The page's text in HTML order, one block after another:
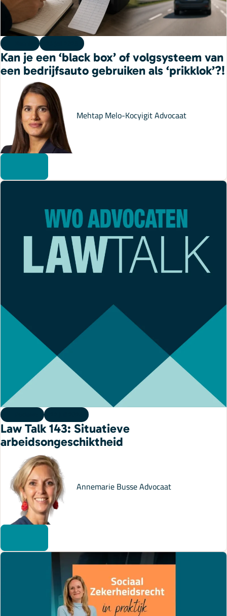
Kan je een ‘black box’ of volgsysteem van
een bedrijfsauto gebruiken als ‘prikklok’?!
Mehtap Melo-KocyigitAdvocaat
Law Talk 143: Situatieve
arbeidsongeschiktheid
Annemarie BusseAdvocaat